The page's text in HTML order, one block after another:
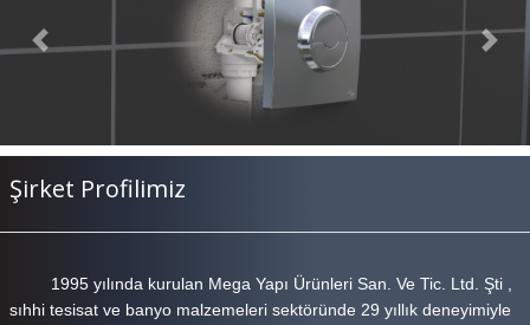
Previous Next
Şirket Profilimiz
1995 yılında kurulan Mega Yapı Ürünleri San. Ve Tic. Ltd. Şti ,
sıhhi tesisat ve banyo malzemeleri sektöründe 29 yıllık deneyimiyle